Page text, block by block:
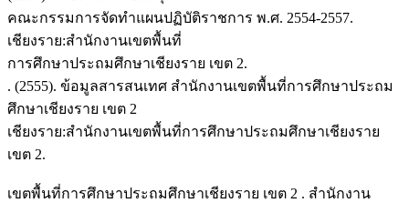
คณะกรรมการจัดทำแผนปฏิบัติราชการ พ.ศ. 2554-2557.
เชียงราย:สำนักงานเขตพื้นที่
การศึกษาประถมศึกษาเชียงราย เขต 2.
. (2555). ข้อมูลสารสนเทศ สำนักงานเขตพื้นที่การศึกษาประถม
ศึกษาเชียงราย เขต 2
เชียงราย:สำนักงานเขตพื้นที่การศึกษาประถมศึกษาเชียงราย
เขต 2.
เขตพื้นที่การศึกษาประถมศึกษาเชียงราย เขต 2 . สำนักงาน